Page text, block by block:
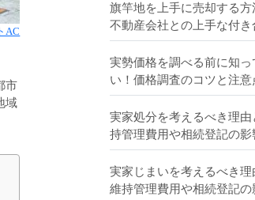
AC
市
域
旗竿地を上手に売却する方
不動産会社との上手な付き
実勢価格を調べる前に知っ
い！価格調査のコツと注意
実家処分を考えるべき理由
持管理費用や相続登記の影
実家じまいを考えるべき理
維持管理費用や相続登記の